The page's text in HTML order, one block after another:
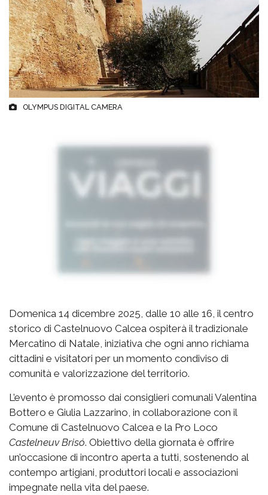
OLYMPUS DIGITAL CAMERA
Domenica 14 dicembre 2025, dalle 10 alle 16, il centro
storico di Castelnuovo Calcea ospiterà il tradizionale
Mercatino di Natale, iniziativa che ogni anno richiama
cittadini e visitatori per un momento condiviso di
comunità e valorizzazione del territorio.
L’evento è promosso dai consiglieri comunali Valentina
Bottero e Giulia Lazzarino, in collaborazione con il
Comune di Castelnuovo Calcea e la Pro Loco
Castelneuv Brisó. Obiettivo della giornata è offrire
un’occasione di incontro aperta a tutti, sostenendo al
contempo artigiani, produttori locali e associazioni
impegnate nella vita del paese.